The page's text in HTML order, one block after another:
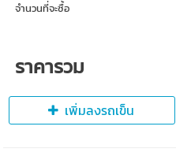
จำนวนที่จะซื้อ
ราคารวม
เพิ่มลงรถเข็น